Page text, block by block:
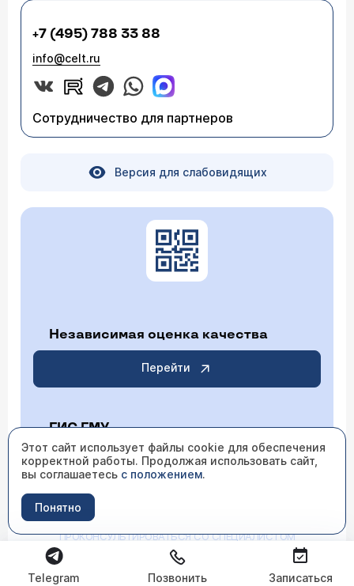
+7 (495) 788 33 88
info@celt.ru
Сотрудничество для партнеров
Версия для слабовидящих
Независимая оценка качества
Перейти
ГИС ГМУ
Перейти
ИМЕЮТСЯ ПРОТИВОПОКАЗАНИЯ НЕОБХОДИМО
ПРОКОНСУЛЬТИРОВАТЬСЯ СО СПЕЦИАЛИСТОМ
Этот сайт использует файлы cookie для обеспечения
корректной работы. Продолжая использовать сайт,
вы соглашаетесь с положением.
Понятно
Telegram Позвонить Записаться